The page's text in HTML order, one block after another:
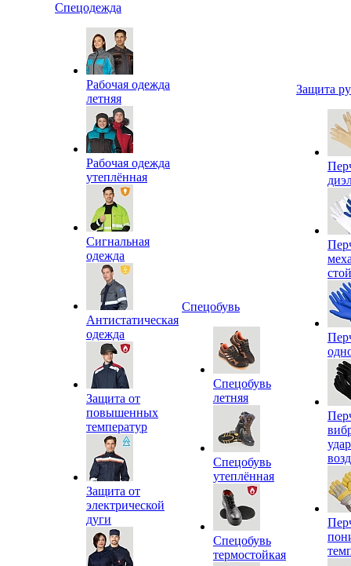
Спецодежда
Рабочая одежда
летняя
Рабочая одежда
утеплённая
Сигнальная
одежда
Антистатическая
одежда
Защита от
повышенных
температур
Защита от
электрической
дуги
Спецобувь
Спецобувь
летняя
Спецобувь
утеплённая
Спецобувь
термостойкая
Защита